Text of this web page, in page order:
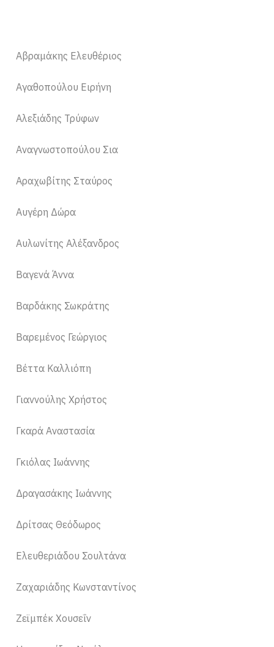
Αβραμάκης Ελευθέριος
Αγαθοπούλου Ειρήνη
Αλεξιάδης Τρύφων
Αναγνωστοπούλου Σια
Αραχωβίτης Σταύρος
Αυγέρη Δώρα
Αυλωνίτης Αλέξανδρος
Βαγενά Άννα
Βαρδάκης Σωκράτης
Βαρεμένος Γεώργιος
Βέττα Καλλιόπη
Γιαννούλης Χρήστος
Γκαρά Αναστασία
Γκιόλας Ιωάννης
Δραγασάκης Ιωάννης
Δρίτσας Θεόδωρος
Ελευθεριάδου Σουλτάνα
Ζαχαριάδης Κωνσταντίνος
Ζεϊμπέκ Χουσεΐν